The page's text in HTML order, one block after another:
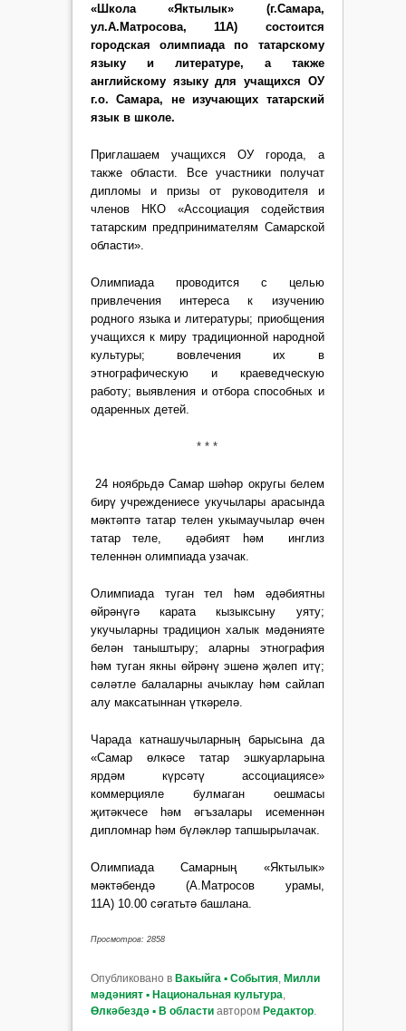
«Школа «Яктылык» (г.Самара,
ул.А.Матросова, 11А) состоится
городская олимпиада по татарскому
языку и литературе, а также
английскому языку для учащихся ОУ
г.о. Самара, не изучающих татарский
язык в школе.
Приглашаем учащихся ОУ города, а
также области. Все участники получат
дипломы и призы от руководителя и
членов НКО «Ассоциация содействия
татарским предпринимателям Самарской
области».
Олимпиада проводится с целью
привлечения интереса к изучению
родного языка и литературы; приобщения
учащихся к миру традиционной народной
культуры; вовлечения их в
этнографическую и краеведческую
работу; выявления и отбора способных и
одаренных детей.
* * *
24 ноябрьдә Самар шәһәр округы белем
бирү учреждениесе укучылары арасында
мәктәптә татар телен укымаучылар өчен
татар теле, әдәбият һәм инглиз
теленнән олимпиада узачак.
Олимпиада туган тел һәм әдәбиятны
өйрәнүгә карата кызыксыну уяту;
укучыларны традицион халык мәдәнияте
белән таныштыру; аларны этнография
һәм туган якны өйрәнү эшенә җәлеп итү;
сәләтле балаларны ачыклау һәм сайлап
алу максатыннан үткәрелә.
Чарада катнашучыларның барысына да
«Самар өлкәсе татар эшкуарларына
ярдәм күрсәтү ассоциациясе»
коммерцияле булмаган оешмасы
җитәкчесе һәм әгъзалары исеменнән
дипломнар һәм бүләкләр тапшырылачак.
Олимпиада Самарның «Яктылык»
мәктәбендә (А.Матросов урамы,
11А) 10.00 сәгатьтә башлана.
Просмотров: 2858
Опубликовано в Вакыйга ▪ События, Милли
мәдәният ▪ Национальная культура,
Өлкәбездә ▪ В областиавтором Редактор.